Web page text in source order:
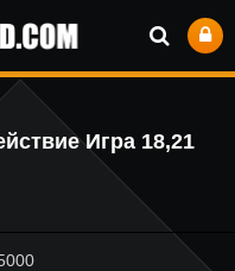
Игра 18,21